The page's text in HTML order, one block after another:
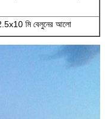
মি বেলুনের আলো